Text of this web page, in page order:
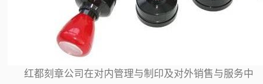
红都刻章公司在对内管理与制印及对外销售与服务中